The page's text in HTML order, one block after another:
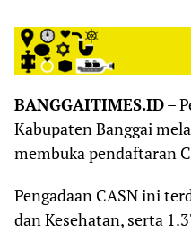
BANGGAITIMES.ID–
Kabupaten Banggai
membuka pendaftaran
Pengadaan CASN ini
dan Kesehatan, serta